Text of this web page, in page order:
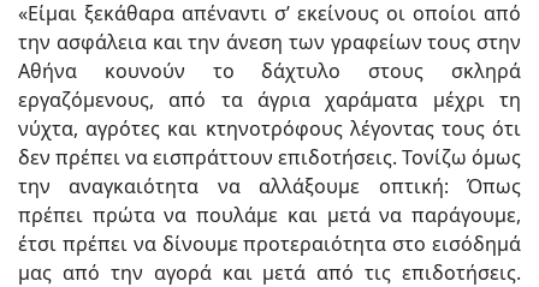
«Είμαι ξεκάθαρα απέναντι σ’ εκείνους οι οποίοι από
την ασφάλεια και την άνεση των γραφείων τους στην
Αθήνα κουνούν το δάχτυλο στους σκληρά
εργαζόμενους, από τα άγρια χαράματα μέχρι τη
νύχτα, αγρότες και κτηνοτρόφους λέγοντας τους ότι
δεν πρέπει να εισπράττουν επιδοτήσεις. Τονίζω όμως
την αναγκαιότητα να αλλάξουμε οπτική: Όπως
πρέπει πρώτα να πουλάμε και μετά να παράγουμε,
έτσι πρέπει να δίνουμε προτεραιότητα στο εισόδημά
μας από την αγορά και μετά από τις επιδοτήσεις.